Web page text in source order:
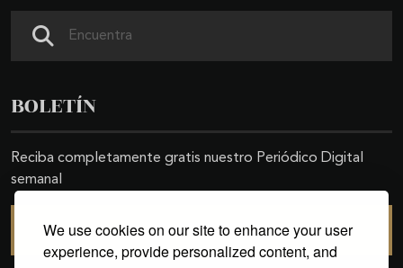
We use cookies on our site to enhance your user
experience, provide personalized content, and
BOLETÍN
Reciba completamente gratis nuestro Periódico Digital
semanal
SUSCRIBIRSE